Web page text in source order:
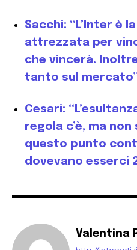
Sacchi: “L’Inter è
attrezzata per
che vincerà.
tanto sul
Cesari:
regola c’è, ma non
questo punto
dovevano esserci
Valentina